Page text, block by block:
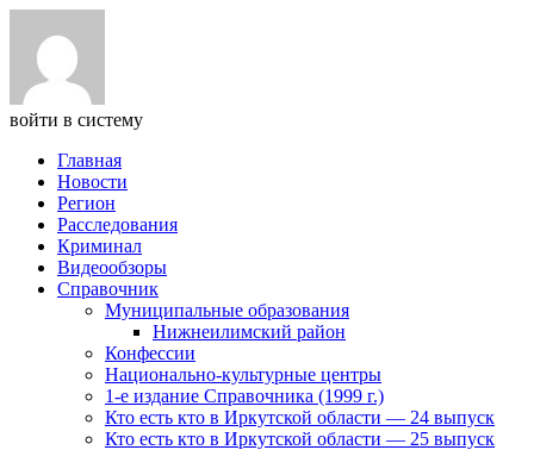
войти в систему
Главная
Новости
Регион
Расследования
Криминал
Видеообзоры
Справочник
Муниципальные образования
Нижнеилимский район
Конфессии
Национально-культурные центры
1-е издание Справочника (1999 г.)
Кто есть кто в Иркутской области — 24 выпуск
Кто есть кто в Иркутской области — 25 выпуск